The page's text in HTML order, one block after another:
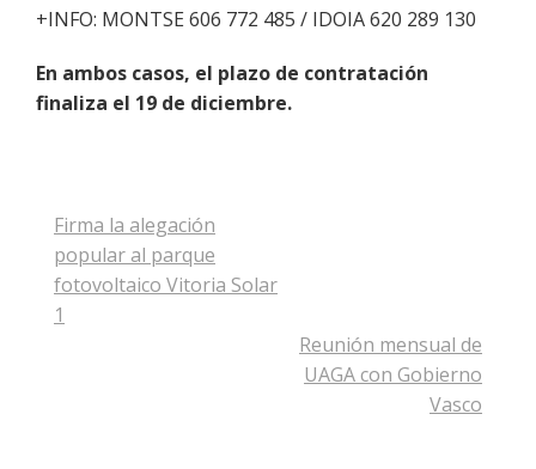
+INFO: MONTSE 606 772 485 / IDOIA 620 289 130
En ambos casos, el plazo de contratación
finaliza el 19 de diciembre.
Navegación
de
entradas
Firma la alegación
popular al parque
fotovoltaico Vitoria Solar
1
Reunión mensual de
UAGA con Gobierno
Vasco